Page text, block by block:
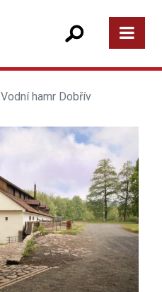
Vodní hamr Dobřív